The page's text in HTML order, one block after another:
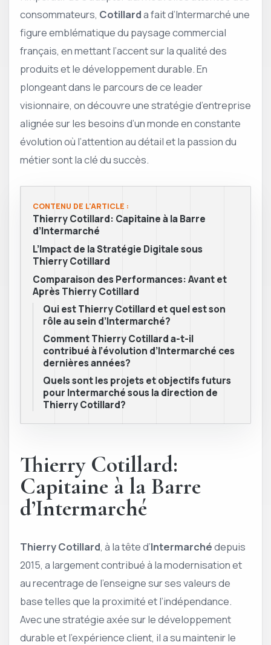
consommateurs, Cotillarda fait d’Intermarché une
figure emblématique du paysage commercial
français, en mettant l’accent sur la qualité des
produits et le développement durable. En
plongeant dans le parcours de ce leader
visionnaire, on découvre une stratégie d’entreprise
alignée sur les besoins d’un monde en constante
évolution où l’attention au détail et la passion du
métier sont la clé du succès.
CONTENU DE L'ARTICLE :
Thierry Cotillard: Capitaine à la Barre
d’Intermarché
L’Impact de la Stratégie Digitale sous
Thierry Cotillard
Comparaison des Performances: Avant et
Après Thierry Cotillard
Qui est Thierry Cotillard et quel est son
rôle au sein d’Intermarché?
Comment Thierry Cotillard a-t-il
contribué à l’évolution d’Intermarché ces
dernières années?
Quels sont les projets et objectifs futurs
pour Intermarché sous la direction de
Thierry Cotillard?
Thierry Cotillard:
Capitaine à la Barre
d’Intermarché
Thierry Cotillard, à la tête d’Intermarchédepuis
2015, a largement contribué à la modernisation et
au recentrage de l’enseigne sur ses valeurs de
base telles que la proximité et l’indépendance.
Avec une stratégie axée sur le développement
durable et l’expérience client, il a su maintenir le